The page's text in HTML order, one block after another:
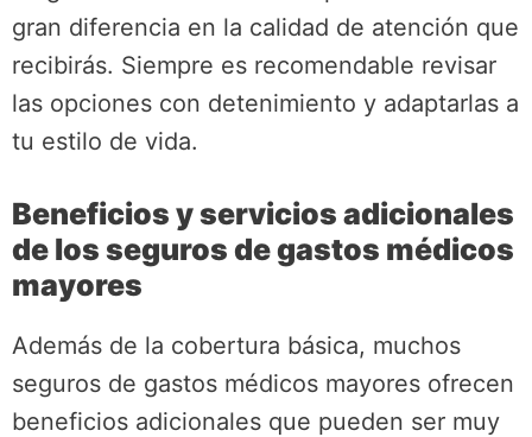
gran diferencia en la calidad de atención que
recibirás. Siempre es recomendable revisar
las opciones con detenimiento y adaptarlas a
tu estilo de vida.
Beneficios y servicios adicionales
de los seguros de gastos médicos
mayores
Además de la cobertura básica, muchos
seguros de gastos médicos mayores ofrecen
beneficios adicionales que pueden ser muy